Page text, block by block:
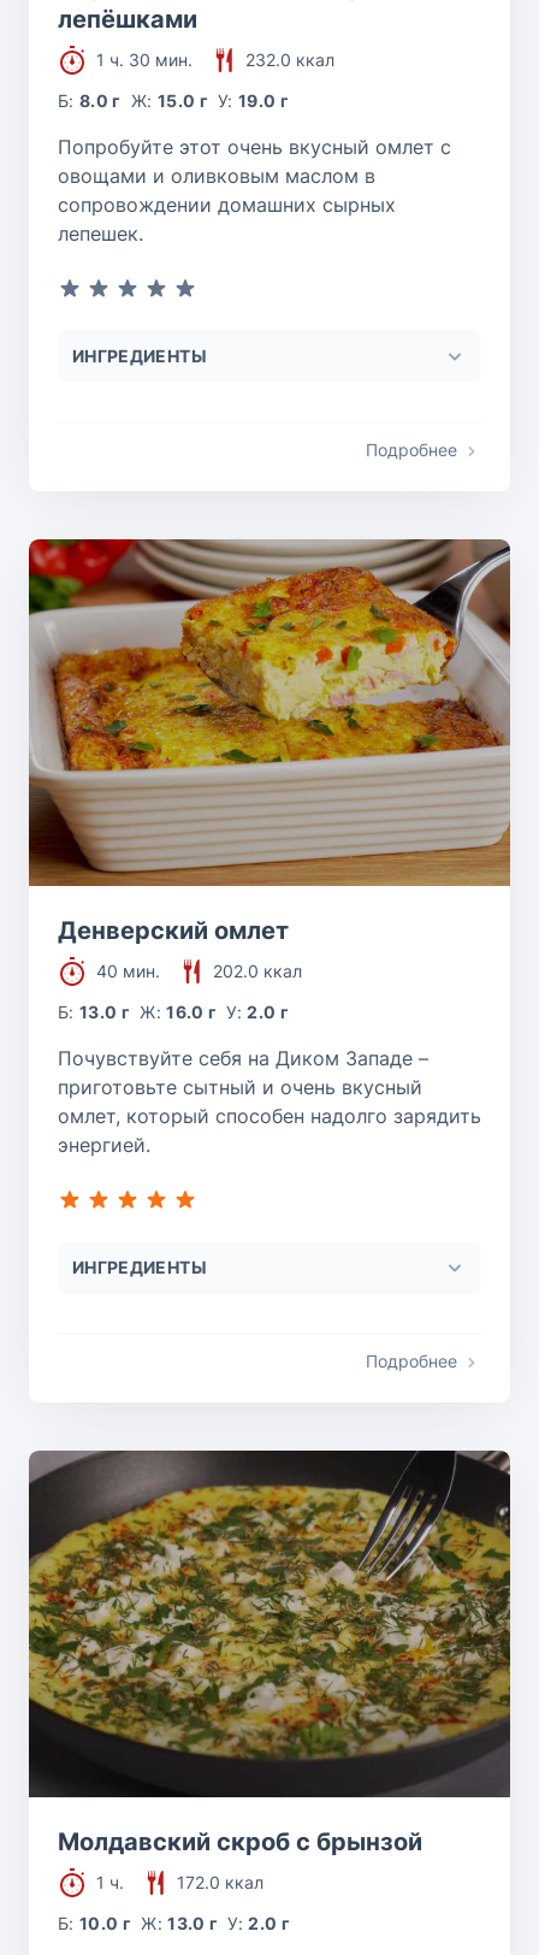
лепёшками
1 ч. 30 мин.
232.0 ккал
Б:8.0 г Ж: 15.0 г У:19.0 г
Попробуйте этот очень вкусный омлет с
овощами и оливковым маслом в
сопровождении домашних сырных
лепешек.
ИНГРЕДИЕНТЫ
Подробнее
Денверский омлет
40 мин.
202.0 ккал
Б:13.0 г Ж:16.0 г У:2.0 г
Почувствуйте себя на Диком Западе –
приготовьте сытный и очень вкусный
омлет, который способен надолго зарядить
энергией.
ИНГРЕДИЕНТЫ
Подробнее
Молдавский скроб с брынзой
1 ч.
172.0 ккал
Б:10.0 г Ж:13.0 г У:2.0 г